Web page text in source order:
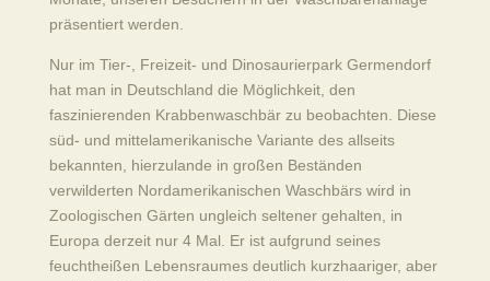
präsentiert werden.
Nur im Tier-, Freizeit- und Dinosaurierpark Germendorf
hat man in Deutschland die Möglichkeit, den
faszinierenden Krabbenwaschbär zu beobachten. Diese
süd- und mittelamerikanische Variante des allseits
bekannten, hierzulande in großen Beständen
verwilderten Nordamerikanischen Waschbärs wird in
Zoologischen Gärten ungleich seltener gehalten, in
Europa derzeit nur 4 Mal. Er ist aufgrund seines
feuchtheißen Lebensraumes deutlich kurzhaariger, aber